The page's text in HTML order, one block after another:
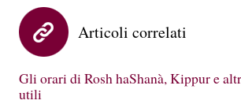
Articoli correlati
Gli orari di Rosh haShanà, Kippur e
utili